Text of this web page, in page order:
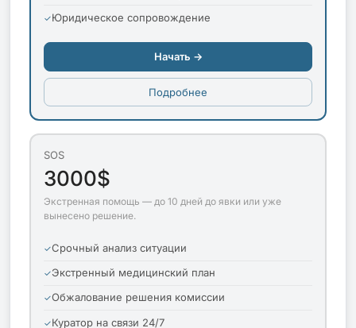
Юридическое сопровождение
Начать →
Подробнее
SOS
3000$
Экстренная помощь — до 10 дней до явки или уже
вынесено решение.
Срочный анализ ситуации
Экстренный медицинский план
Обжалование решения комиссии
Куратор на связи 24/7